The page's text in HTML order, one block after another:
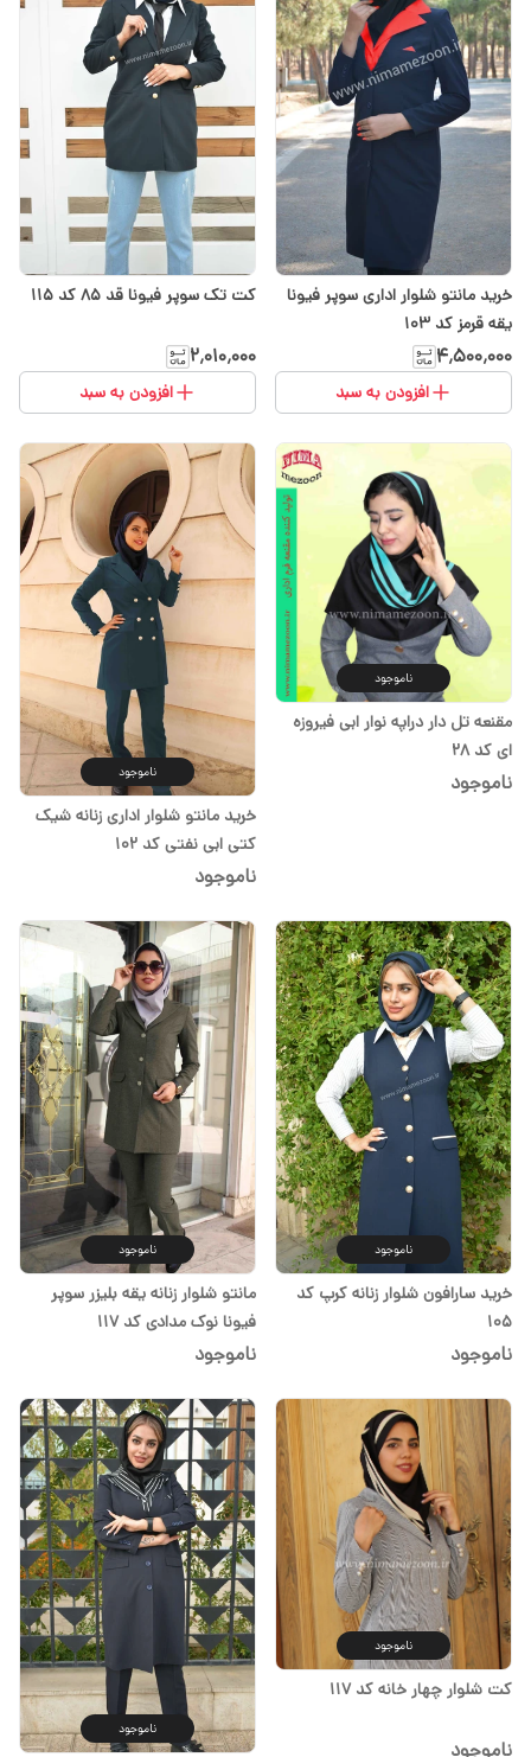
خرید مانتو شلوار اداری سوپر فیونا
یقه قرمز کد ۱۰۳
۴٬۵۰۰٬۰۰۰
افزودن به سبد
کت تک سوپر فیونا قد 85 کد ۱۱۵
۲٬۰۱۰٬۰۰۰
افزودن به سبد
ناموجود
مقنعه تل دار دراپه نوار ابی فیروزه
ای کد 28
ناموجود ناموجود
خرید مانتو شلوار اداری زنانه شیک
کتی ابی نفتی کد ۱۰۲
ناموجود
ناموجود
خرید سارافون شلوار زنانه کرپ کد
۱۰۵
ناموجود
ناموجود
مانتو شلوار زنانه یقه بلیزر سوپر
فیونا نوک مدادی کد ۱۱۷
ناموجود
ناموجود
کت شلوار چهار خانه کد ۱۱۷
ناموجود
ناموجود